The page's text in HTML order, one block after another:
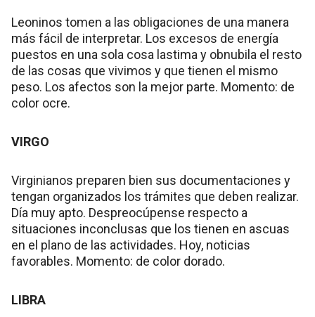
Leoninos tomen a las obligaciones de una manera
más fácil de interpretar. Los excesos de energía
puestos en una sola cosa lastima y obnubila el resto
de las cosas que vivimos y que tienen el mismo
peso. Los afectos son la mejor parte. Momento: de
color ocre.
VIRGO
Virginianos preparen bien sus documentaciones y
tengan organizados los trámites que deben realizar.
Día muy apto. Despreocúpense respecto a
situaciones inconclusas que los tienen en ascuas
en el plano de las actividades. Hoy, noticias
favorables. Momento: de color dorado.
LIBRA